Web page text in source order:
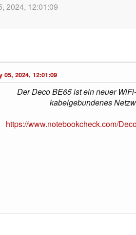
2024, 12:01:09
05, 2024, 12:01:09
Der Deco BE65 ist ein neuer
kabelgebundenes
https://www.notebookcheck.com/